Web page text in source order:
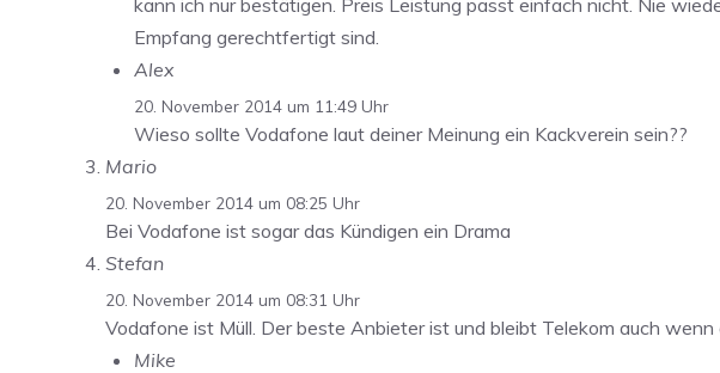
kann ich nur bestätigen. Preis Leistung passt einfach nicht. Nie
Empfang gerechtfertigt sind.
Alex
20. November 2014 um 11:49 Uhr
Wieso sollte Vodafone laut deiner Meinung ein Kackverein sein??
Mario
20. November 2014 um 08:25 Uhr
Bei Vodafone ist sogar das Kündigen ein Drama
Stefan
20. November 2014 um 08:31 Uhr
Vodafone ist Müll. Der beste Anbieter ist und bleibt Telekom auch wenn
Mike